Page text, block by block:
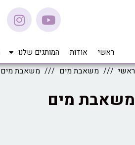
ראשי אודות המותגים שלנו
ראשי משאבת מים משאבת מים
משאבת מים